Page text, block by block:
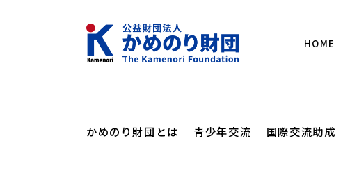
HOME
かめのり財団とは 青少年交流 国際交流助成